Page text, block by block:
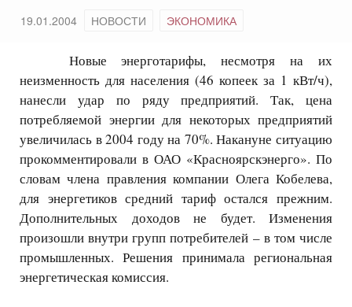
19.01.2004 НОВОСТИ ЭКОНОМИКА
Новые энерготарифы, несмотря на их
неизменность для населения (46 копеек за 1 кВт/ч),
нанесли удар по ряду предприятий. Так, цена
потребляемой энергии для некоторых предприятий
увеличилась в 2004 году на 70%. Накануне ситуацию
прокомментировали в ОАО «Красноярскэнерго». По
словам члена правления компании Олега Кобелева,
для энергетиков средний тариф остался прежним.
Дополнительных доходов не будет. Изменения
произошли внутри групп потребителей – в том числе
промышленных. Решения принимала региональная
энергетическая комиссия.